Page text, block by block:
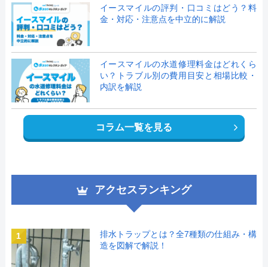
イースマイルの評判・口コミはどう？料
金・対応・注意点を中立的に解説
イースマイルの水道修理料金はどれくら
い？トラブル別の費用目安と相場比較・
内訳を解説
コラム一覧を見る
アクセスランキング
1
排水トラップとは？全7種類の仕組み・構
造を図解で解説！